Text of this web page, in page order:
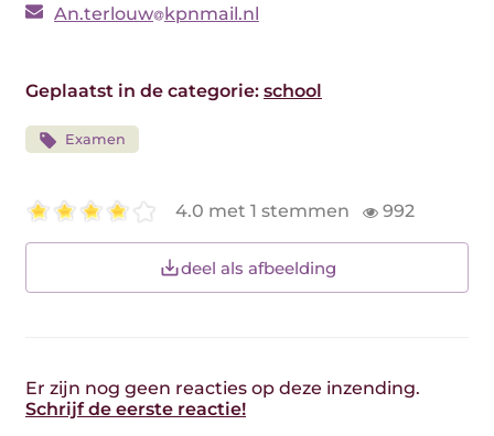
An.terlouw kpnmail.nl
Geplaatst in de categorie: school
Examen
4.0 met 1 stemmen 992
deel als afbeelding
Er zijn nog geen reacties op deze inzending.
Schrijf de eerste reactie!